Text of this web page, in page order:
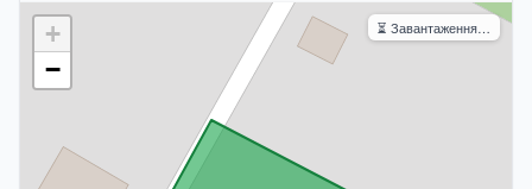
+
−
⏳ Завантаження…